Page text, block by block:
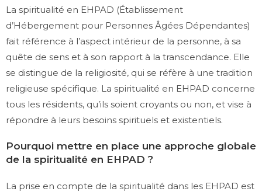
La spiritualité en EHPAD (Établissement
d’Hébergement pour Personnes Âgées Dépendantes)
fait référence à l’aspect intérieur de la personne, à sa
quête de sens et à son rapport à la transcendance. Elle
se distingue de la religiosité, qui se réfère à une tradition
religieuse spécifique. La spiritualité en EHPAD concerne
tous les résidents, qu’ils soient croyants ou non, et vise à
répondre à leurs besoins spirituels et existentiels.
Pourquoi mettre en place une approche globale
de la spiritualité en EHPAD ?
La prise en compte de la spiritualité dans les EHPAD est